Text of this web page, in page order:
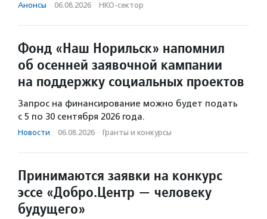
Анонсы · 06.08.2026 · НКО-сектор
Фонд «Наш Норильск» напомнил
об осенней заявочной кампании
на поддержку социальных проектов
Запрос на финансирование можно будет подать
с 5 по 30 сентября 2026 года.
Новости · 06.08.2026 · Гранты и конкурсы
Принимаются заявки на конкурс
эссе «Добро.Центр — человеку
будущего»